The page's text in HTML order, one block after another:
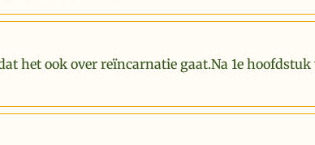
het ook over reïncarnatie gaat.Na 1e